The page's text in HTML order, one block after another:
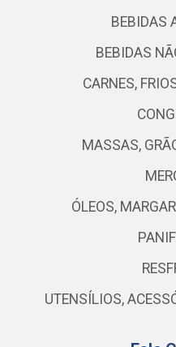
BEBIDAS
BEBIDAS
CARNES,
MASSAS,
ÓLEOS,
UTENSÍLIOS,